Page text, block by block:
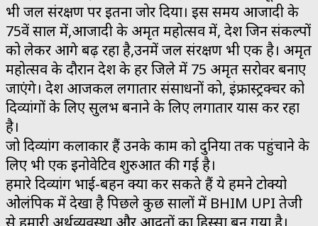
भी जल संरक्षण पर इतना जोर दिया। इस समय आजादी के
75वें साल में,आजादी के अमृत महोत्सव में, देश जिन संकल्पों
को लेकर आगे बढ़ रहा है,उनमें जल संरक्षण भी एक है। अमृत
महोत्सव के दौरान देश के हर जिले में 75 अमृत सरोवर बनाए
जाएंगे। देश आजकल लगातार संसाधनों को, इंफ्रास्ट्रक्चर को
दिव्यांगों के लिए सुलभ बनाने के लिए लगातार प्रयास कर रहा
है।
जो दिव्यांग कलाकार हैं उनके काम को दुनिया तक पहुंचाने के
लिए भी एक इनोवेटिव शुरुआत की गई है।
हमारे दिव्यांग भाई-बहन क्या कर सकते हैं ये हमने टोक्यो
ओलंपिक में देखा है पिछले कुछ सालों में BHIM UPI तेजी